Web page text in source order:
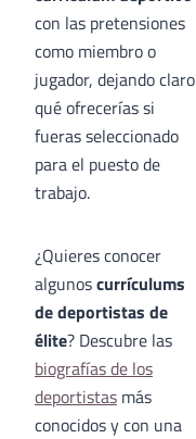
con las pretensiones
como miembro o
jugador, dejando claro
qué ofrecerías si
fueras seleccionado
para el puesto de
trabajo.
¿Quieres conocer
algunoscurrículums
de deportistas de
élite? Descubre las
biografías de los
deportistas más
conocidos y con una